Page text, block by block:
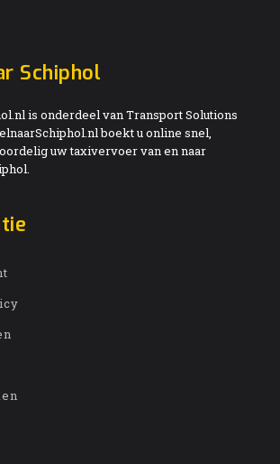
Schiphol
is onderdeel van Transport Solutions
boekt u online snel,
uw taxivervoer van en naar